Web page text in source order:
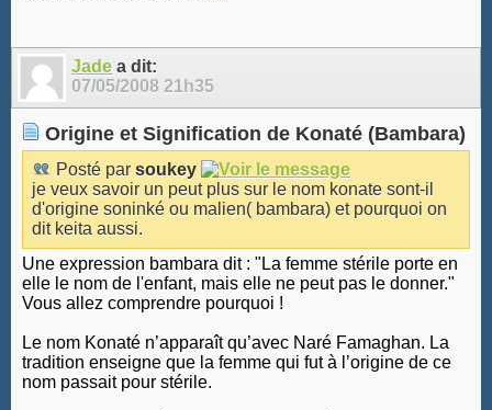
Jade a dit:
07/05/2008 21h35
Origine et Signification de Konaté (Bambara)
Posté par soukey
je veux savoir un peut plus sur le nom konate sont-il
d'origine soninké ou malien( bambara) et pourquoi on
dit keita aussi.
Une expression bambara dit : "La femme stérile porte en
elle le nom de l'enfant, mais elle ne peut pas le donner."
Vous allez comprendre pourquoi !
Le nom Konaté n’apparaît qu’avec Naré Famaghan. La
tradition enseigne que la femme qui fut à l’origine de ce
nom passait pour stérile.